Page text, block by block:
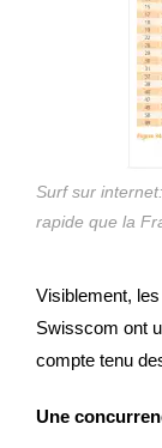
Surf sur
rapide que la
Visiblement,
Swisscom ont
compte tenu
Une